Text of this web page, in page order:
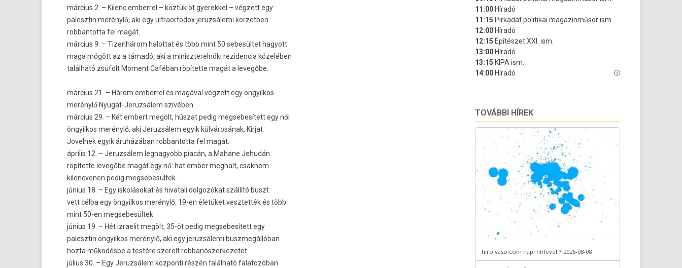
március 2. – Kilenc em­ber­rel – köztük öt gyerek­kel – végzett egy
palesztin merénylő, aki egy ultraor­todox jeruz­sálemi kör­zetb­en
rob­bantot­ta fel magát.
március 9. – Tizen­három halot­tat és több mint 50 sebesültet hagyott
maga mögött az a támadó, aki a miniszterel­nöki re­ziden­cia közelében
található zsúfolt Mo­ment Caféban röpítette magát a levegőbe.
március 21. – Három em­ber­rel és magával végzett egy öngyil­kos
merénylő Nyugat-Jeruzsálem szívében.
március 29. – Két em­bert megölt, húszat pedig meg­sebesített egy női
öngyil­kos merénylő, aki Jeruz­sálem egyik külvárosának, Kir­jat
Jovel­nek egyik áruházában rob­bantot­ta fel magát.
április 12. – Jeruz­sálem leg­nagyobb piacán, a Mahane Jehudán
röpítette levegőbe magát egy nő: hat ember meg­halt, csak­nem
kilencven­en pedig meg­sebesül­tek.
június 18. – Egy iskolásokat és hivatali dol­gozókat szállító buszt
vett célba egy öngyil­kos merénylő: 19-en életüket vesztet­ték és több
mint 50-en meg­sebesül­tek.
június 19. – Hét iz­raelit megölt, 35-öt pedig meg­sebesített egy
palesztin öngyil­kos merénylő, aki egy jeruz­sálemi buszmegál­lóban
hozta működésbe a testére szerelt rob­banós­zerkezetet.
július 30. – Egy Jeruz­sálem köz­ponti részén található falatozóban
TOVÁBBI HÍREK